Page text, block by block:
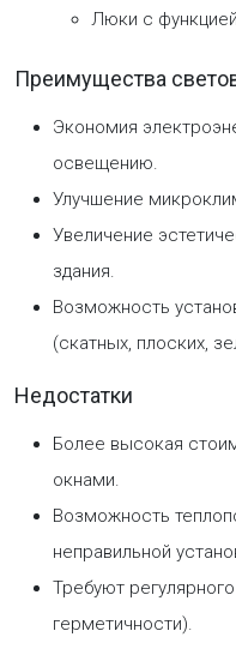
Люки с
Преимущества
Экономия
освещению.
Улучшение
Увеличение
здания.
Возможность
(скатных, плоских,
Недостатки
Более высокая
окнами.
Возможность
неправильной
Требуют
герметичности).